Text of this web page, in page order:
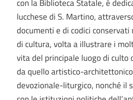
con la Biblioteca Statale, è
lucchese di S. Martino,
documenti e di codici
di cultura, volta a illustrare i
vita del principale luogo di culto
da quello artistico-
devozionale-liturgico, nonché il